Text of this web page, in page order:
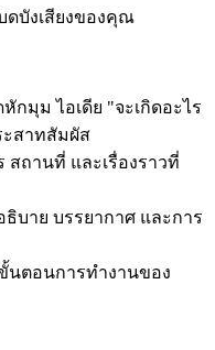
ดบังเสียงของคุณ
มุม ไอเดีย "จะเกิดอะไร
ะสาทสัมผัส
สถานที่ และเรื่องราวที่
บาย บรรยากาศ และการ
นตอนการทำงานของ